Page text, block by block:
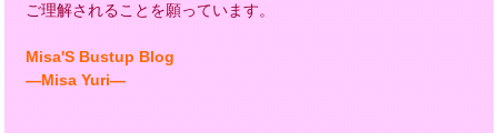
ご理解されることを願っています。
Misa'S Bustup Blog
―Misa Yuri―